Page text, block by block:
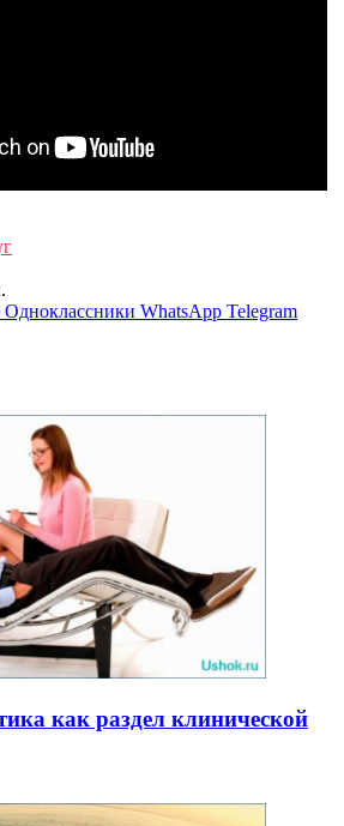
Одноклассники WhatsApp Telegram
как раздел клинической